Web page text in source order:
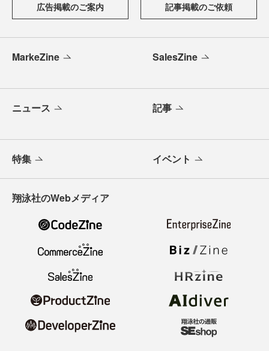
広告掲載のご案内 記事掲載のご依頼
MarkeZine SalesZine
ニュース 記事
特集 イベント
翔泳社のWebメディア